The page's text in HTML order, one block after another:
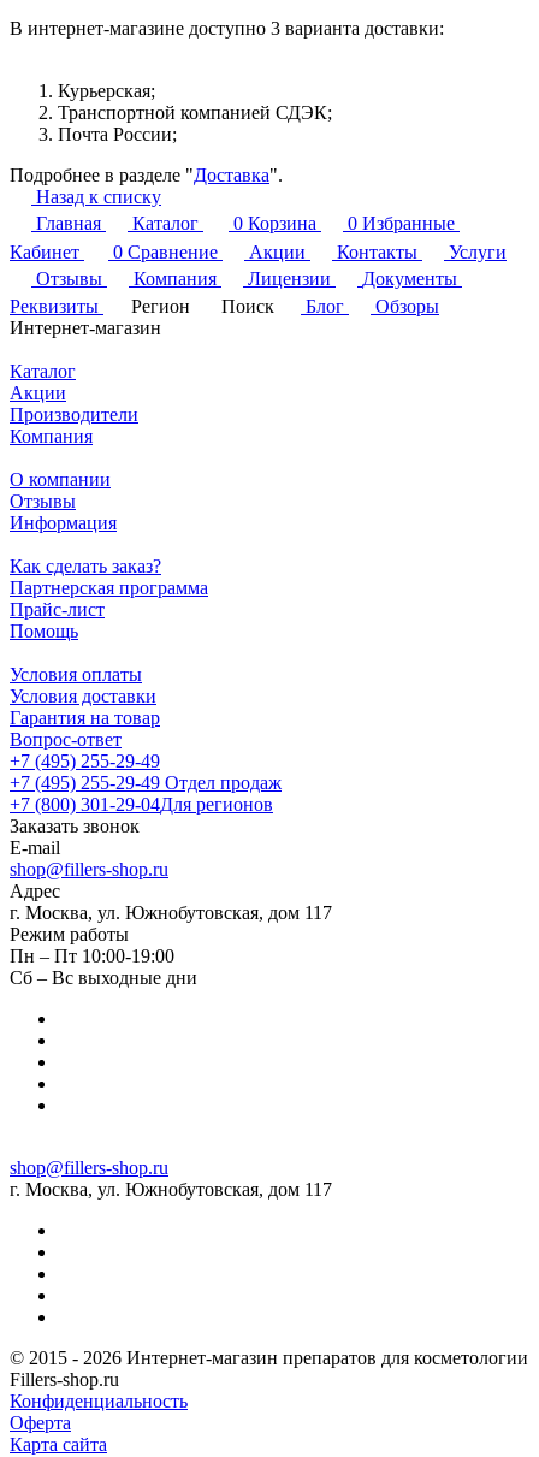
В интернет-магазине доступно 3 варианта доставки:
Курьерская;
Транспортной компанией СДЭК;
Почта России;
Подробнее в разделе "Доставка".
Назад к списку
Главная
Каталог 0 Корзина 0 Избранные
Кабинет
0 Сравнение Акции Контакты
Услуги
Отзывы
Компания Лицензии
Документы
Реквизиты
Регион Поиск Блог
Обзоры
Интернет-магазин
Каталог
Акции
Производители
Компания
О компании
Отзывы
Информация
Как сделать заказ?
Партнерская программа
Прайс-лист
Помощь
Условия оплаты
Условия доставки
Гарантия на товар
Вопрос-ответ
+7 (495) 255-29-49
+7 (495) 255-29-49 Отдел продаж
+7 (800) 301-29-04Для регионов
Заказать звонок
E-mail
shop@fillers-shop.ru
Адрес
г. Москва, ул. Южнобутовская, дом 117
Режим работы
Пн – Пт 10:00-19:00
Сб – Вс выходные дни
shop@fillers-shop.ru
г. Москва, ул. Южнобутовская, дом 117
© 2015 - 2026 Интернет-магазин препаратов для косметологии
Fillers-shop.ru
Конфиденциальность
Оферта
Карта сайта